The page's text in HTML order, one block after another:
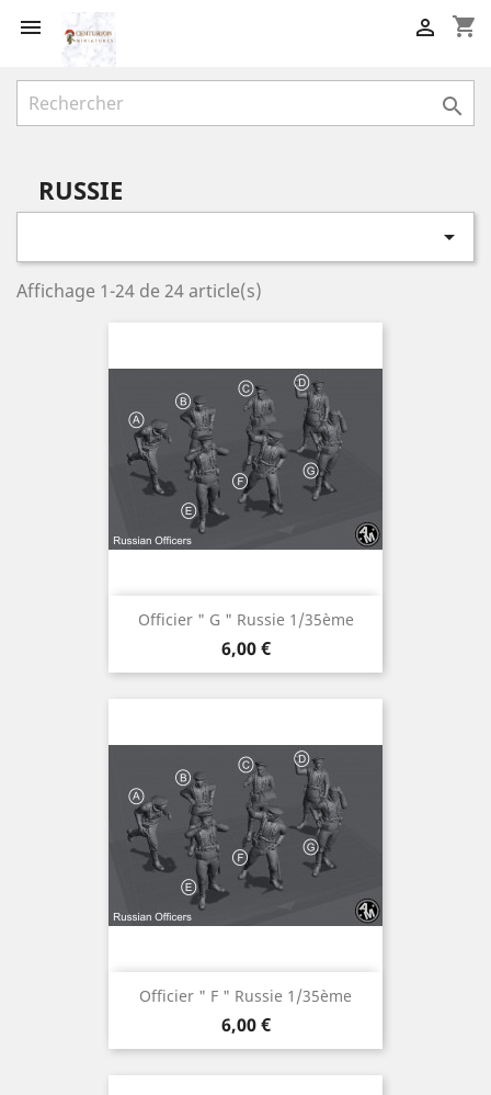
 shopping_cart


RUSSIE

Affichage 1-24 de 24 article(s)
Officier " G " Russie 1/35ème
Prix
6,00 €
Officier " F " Russie 1/35ème
Prix
6,00 €